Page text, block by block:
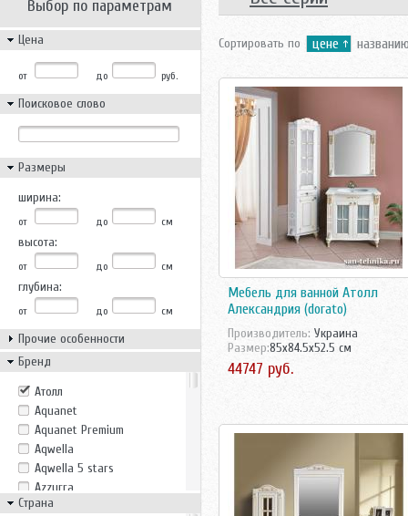
Выбор по параметрам
Цена
от до руб.
Поисковое слово
Размеры
ширина:
от до см
высота:
от до см
глубина:
от до см
Прочие особенности
Бренд
Атолл
Aquanet
Aquanet Premium
Aqwella
Aqwella 5 stars
Azzurra
Belux
Страна
Сортировать по цене
Мебель для ванной Атолл
Александрия (dorato)
Производитель: Украина
Размер:85x84.5x52.5 см
44747 руб.